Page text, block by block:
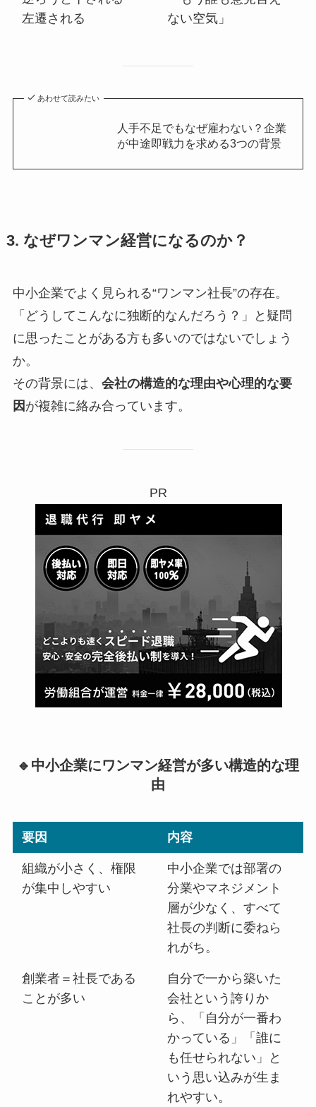
左遷される
ない空気」
あわせて読みたい
人手不足でもなぜ雇わない？企業
が中途即戦力を求める3つの背景
3. なぜワンマン経営になるのか？
中小企業でよく見られる“ワンマン社長”の存在。
「どうしてこんなに独断的なんだろう？」と疑問
に思ったことがある方も多いのではないでしょう
か。
その背景には、 会社の構造的な理由や心理的な要
因 が複雑に絡み合っています。
PR
🔹中小企業にワンマン経営が多い構造的な理
由
要因 内容
組織が小さく、権限
が集中しやすい
中小企業では部署の
分業やマネジメント
層が少なく、すべて
社長の判断に委ねら
れがち。
創業者＝社長である
ことが多い
自分で一から築いた
会社という誇りか
ら、「自分が一番わ
かっている」「誰に
も任せられない」と
いう思い込みが生ま
れやすい。